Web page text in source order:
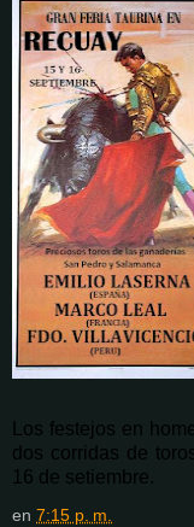
Los festejos en
dos corridas de
16 de setiembre.
en 7:15 p. m.